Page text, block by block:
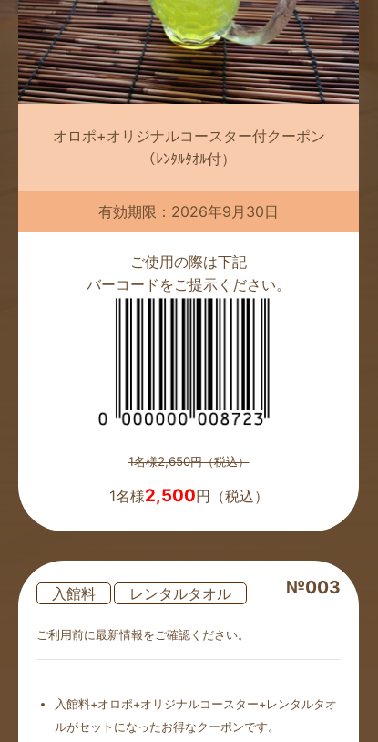
オロポ+オリジナルコースター付クーポン
（ﾚﾝﾀﾙﾀｵﾙ付）
有効期限：2026年9月30日
ご使用の際は下記
バーコードをご提示ください。
1名様2,650円（税込）
1名様2,500円（税込）
№003
入館料 レンタルタオル
ご利用前に最新情報をご確認ください。
入館料+オロポ+オリジナルコースター+レンタルタオ
ルがセットになったお得なクーポンです。